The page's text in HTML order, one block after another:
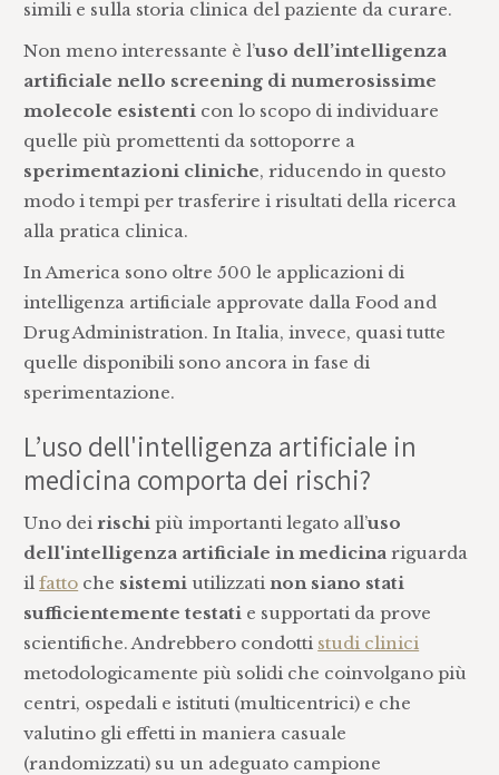
simili e sulla storia clinica del paziente da curare.
Non meno interessante è l’uso dell’intelligenza
artificiale nello screening di numerosissime
molecole esistenti con lo scopo di individuare
quelle più promettenti da sottoporre a
sperimentazioni cliniche, riducendo in questo
modo i tempi per trasferire i risultati della ricerca
alla pratica clinica.
In America sono oltre 500 le applicazioni di
intelligenza artificiale approvate dalla Food and
Drug Administration. In Italia, invece, quasi tutte
quelle disponibili sono ancora in fase di
sperimentazione.
L’uso dell'intelligenza artificiale in
medicina comporta dei rischi?
Uno deirischi più importanti legato all’uso
dell'intelligenza artificiale in medicina riguarda
ilfatto che sistemi utilizzatinon siano stati
sufficientemente testati e supportati da prove
scientifiche. Andrebbero condotti studi clinici
metodologicamente più solidi che coinvolgano più
centri, ospedali e istituti (multicentrici) e che
valutino gli effetti in maniera casuale
(randomizzati) su un adeguato campione